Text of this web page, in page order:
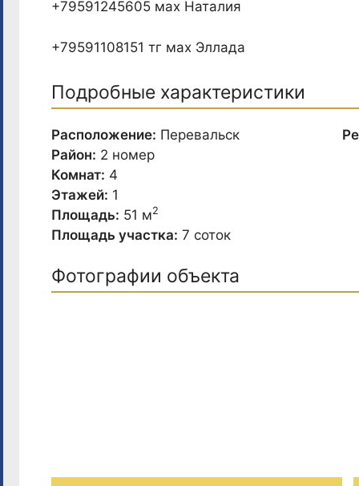
+79591245605 мах Наталия
+79591108151 тг мах Эллада
Подробные характеристики
Расположение: Перевальск
Район: 2 номер
Комнат: 4
Этажей: 1
Площадь: 51 м2
Площадь участка: 7 соток
Фотографии объекта